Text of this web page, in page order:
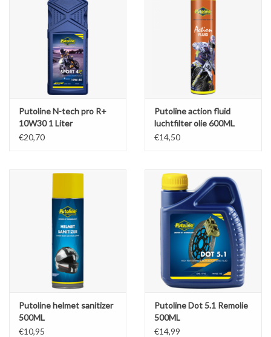
Putoline N-tech pro R+
10W30 1 Liter
€20,70
Putoline action fluid
luchtfilter olie 600ML
€14,50
Putoline helmet sanitizer
500ML
€10,95
Putoline Dot 5.1 Remolie
500ML
€14,99